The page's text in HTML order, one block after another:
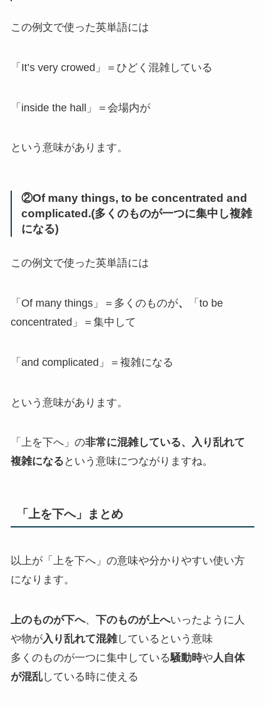
この例文で使った英単語には
「It’s very crowed」＝ひどく混雑している
「inside the hall」＝会場内が
という意味があります。
②Of many things, to be concentrated and
complicated.(多くのものが一つに集中し複雑
になる)
この例文で使った英単語には
「Of many things」＝多くのものが、
「to be
concentrated」＝集中して
「and complicated」＝複雑になる
という意味があります。
「上を下へ」の非常に混雑している、入り乱れて
複雑になる という意味につながりますね。
「上を下へ」まとめ
以上が「上を下へ」の意味や分かりやすい使い方
になります。
上のものが下へ、 下のものが上へいったように人
や物が入り乱れて混雑しているという意味
多くのものが一つに集中している騒動時や 人自体
が混乱している時に使える